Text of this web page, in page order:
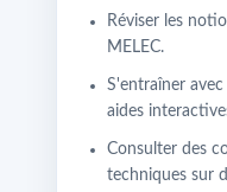
Réviser les
MELEC.
S'entraîner
aides
Consulter des
techniques sur